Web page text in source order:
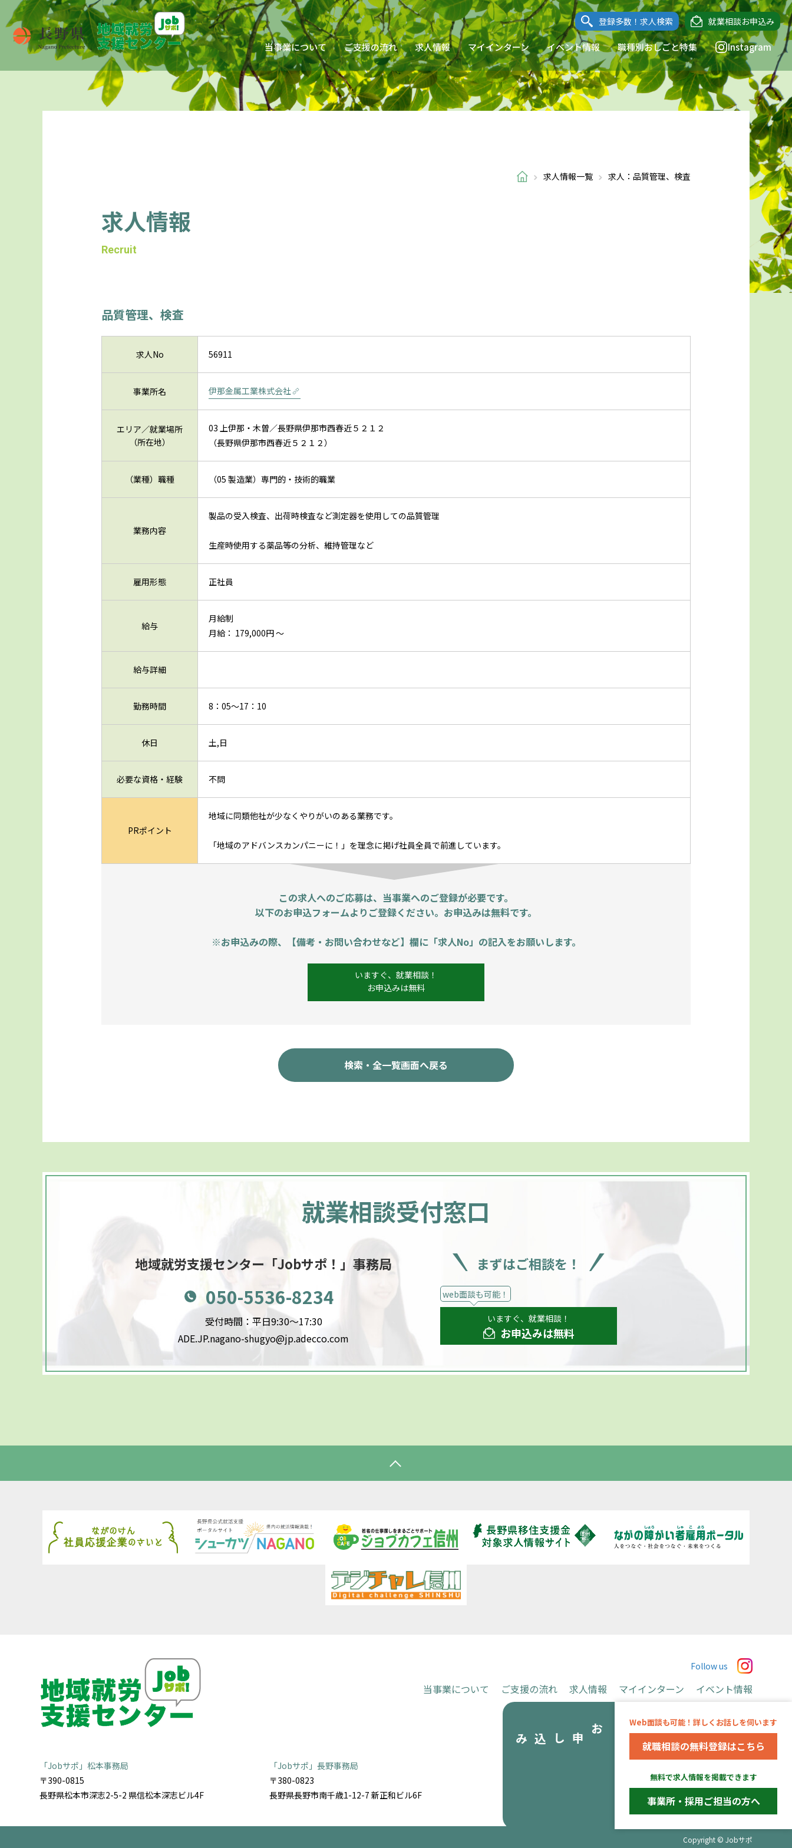
登録多数！求人検索 就業相談お申込み
当事業について ご支援の流れ 求人情報 マイインターン イベント情報 職種別おしごと特集 Instagram
求人情報一覧 求人：品質管理、検査
求人情報
Recruit
品質管理、検査
求人No 56911
事業所名 伊那金属工業株式会社
エリア／就業場所
（所在地）
03 上伊那・木曽／長野県伊那市西春近５２１２
（長野県伊那市西春近５２１２）
（業種）職種 （05 製造業）専門的・技術的職業
業務内容
製品の受入検査、出荷時検査など測定器を使用しての品質管理
生産時使用する薬品等の分析、維持管理など
雇用形態 正社員
給与
月給制
月給： 179,000円 〜
給与詳細
勤務時間 8：05～17：10
休日 土,日
必要な資格・経験 不問
PRポイント
地域に同類他社が少なくやりがいのある業務です。
「地域のアドバンスカンパニーに！」を理念に掲げ社員全員で前進しています。
この求人へのご応募は、当事業へのご登録が必要です。
以下のお申込フォームよりご登録ください。お申込みは無料です。
※お申込みの際、【備考・お問い合わせなど】欄に「求人No」の記入をお願いします。
いますぐ、就業相談！
お申込みは無料
検索・全一覧画面へ戻る
就業相談受付窓口
地域就労支援センター 「Jobサポ！」事務局
050-5536-8234
受付時間：平日9:30～17:30
ADE.JP.nagano-shugyo@jp.adecco.com
まずはご相談を！
web面談も可能！
いますぐ、就業相談！
お申込みは無料
お申し込み
Web面談も可能！詳しくお話しを伺います
就職相談の無料登録はこちら
無料で求人情報を掲載できます
事業所・採用ご担当の方へ
当事業について ご支援の流れ 求人情報 マイインターン
イベント情報
Follow us
「Jobサポ」松本事務局
〒390-0815
長野県松本市深志2-5-2 県信松本深志ビル4F
「Jobサポ」長野事務局
〒380-0823
長野県長野市南千歳1-12-7 新正和ビル6F
※当事業は長野県より委託を受け、アデコ株式会社
Copyright © Jobサポ